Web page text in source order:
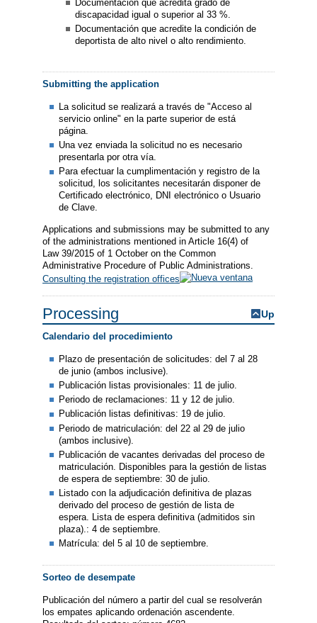
Documentación que acredita grado de
discapacidad igual o superior al 33 %.
Documentación que acredite la condición de
deportista de alto nivel o alto rendimiento.
Submitting the application
La solicitud se realizará a través de "Acceso al
servicio online" en la parte superior de está
página.
Una vez enviada la solicitud no es necesario
presentarla por otra vía.
Para efectuar la cumplimentación y registro de la
solicitud, los solicitantes necesitarán disponer de
Certificado electrónico, DNI electrónico o Usuario
de Clave.
Applications and submissions may be submitted to any
of the administrations mentioned in Article 16(4) of
Law 39/2015 of 1 October on the Common
Administrative Procedure of Public Administrations.
Consulting the registration offices
Processing Up
Calendario del procedimiento
Plazo de presentación de solicitudes: del 7 al 28
de junio (ambos inclusive).
Publicación listas provisionales: 11 de julio.
Periodo de reclamaciones: 11 y 12 de julio.
Publicación listas definitivas: 19 de julio.
Periodo de matriculación: del 22 al 29 de julio
(ambos inclusive).
Publicación de vacantes derivadas del proceso de
matriculación. Disponibles para la gestión de listas
de espera de septiembre: 30 de julio.
Listado con la adjudicación definitiva de plazas
derivado del proceso de gestión de lista de
espera. Lista de espera definitiva (admitidos sin
plaza).: 4 de septiembre.
Matrícula: del 5 al 10 de septiembre.
Sorteo de desempate
Publicación del número a partir del cual se resolverán
los empates aplicando ordenación ascendente.